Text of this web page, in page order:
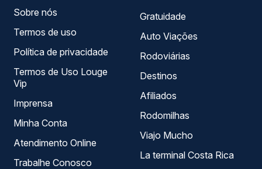
Sobre nós
Termos de uso
Política de privacidade
Termos de Uso Louge
Vip
Imprensa
Minha Conta
Atendimento Online
Trabalhe Conosco
Gratuidade
Auto Viações
Rodoviárias
Destinos
Afiliados
Rodomilhas
Viajo Mucho
La terminal Costa Rica